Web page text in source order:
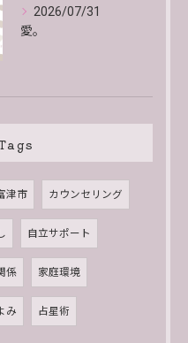
2026/07/31
愛。
津市 カウンセリング
自立サポート
係 家庭環境
み 占星術